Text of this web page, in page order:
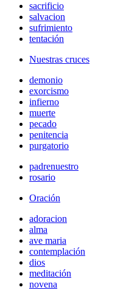
sacrificio
salvacion
sufrimiento
tentación
Nuestras cruces
demonio
exorcismo
infierno
muerte
pecado
penitencia
purgatorio
padrenuestro
rosario
Oración
adoracion
alma
ave maria
contemplación
dios
meditación
novena